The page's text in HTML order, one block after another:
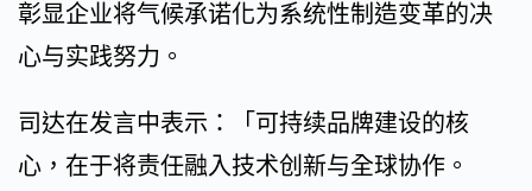
彰显企业将气候承诺化为系统性制造变革的决
心与实践努力。
司达在发言中表示：「可持续品牌建设的核
心，在于将责任融入技术创新与全球协作。